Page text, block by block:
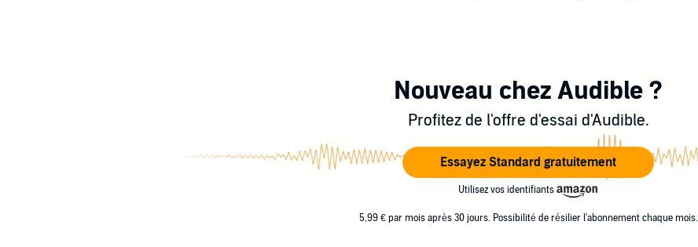
Nouveau chez Audible ?
Profitez de l'offre d'essai d'Audible.
Essayez Standard gratuitement
Utilisez vos identifiants
5,99 € par mois après 30 jours. Possibilité de résilier l'abonnement chaque mois.